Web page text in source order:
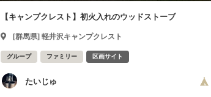
【キャンプクレスト】初火入れのウッドストーブ
[群馬県] 軽井沢キャンプクレスト
グループ ファミリー 区画サイト
たいじゅ